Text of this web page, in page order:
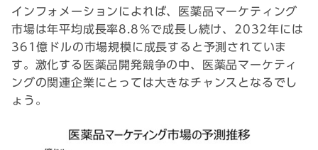
インフォメーションによれば、医薬品マーケティング
市場は年平均成長率8.8％で成長し続け、2032年には
361億ドルの市場規模に成長すると予測されていま
す。激化する医薬品開発競争の中、医薬品マーケティ
ングの関連企業にとっては大きなチャンスとなるでし
ょう。